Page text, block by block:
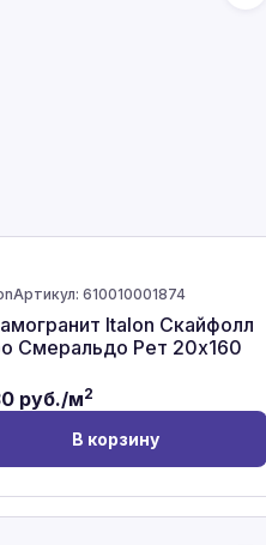
Артикул: 610010001874
Italon Скайфолл
Смеральдо Рет 20x160
руб./м2
В корзину